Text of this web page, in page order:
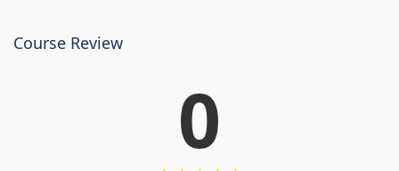
Course Review
0